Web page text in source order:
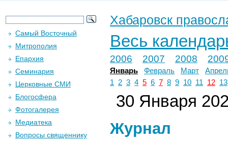
Хабаровск
Весь
2006 2007 2008
Январь Февраль Март
1
2 3 4 5 6 7 8 9 10 11 12 13
30 Января
Журнал
Самый Восточный
Митрополия
Епархия
Семинария
Церковные СМИ
Блогосфера
Фотогалерея
Медиатека
Вопросы священнику